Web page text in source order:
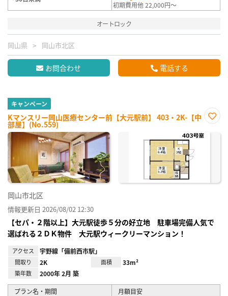
初期費用他 22,000円～
オートロック
岡山県 岡山市北区
お問合わせ 電話する
キャンペーン
Kマンスリー岡山医療センター前【大元駅前】 403・2K-【中
部屋】(No.559)
に入
岡山市北区
情報更新日 2026/08/02 12:30
【セパ・２階以上】大元駅徒歩５分の好立地 駐車場完備人気で
選ばれる２ＤＫ物件 大元駅ウィークリーマンション！
アクセス 宇野線「備前西市駅」
間取り 2K 面積 33m²
築年数 2000年 2月 築
プラン名・期間 月額目安